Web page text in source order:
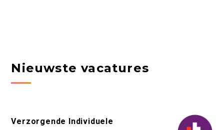
Nieuwste vacatures
Verzorgende Individuele